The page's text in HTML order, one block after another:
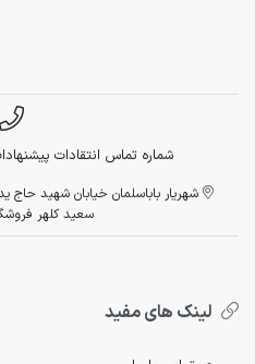
شماره تماس انتقادات پیشنهادات و
شهریار باباسلمان خیابان شهید حاج
سعید کلهر
لینک های مفید